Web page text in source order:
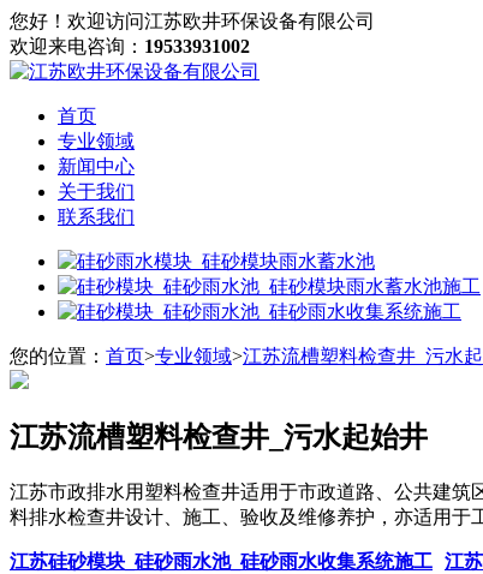
您好！欢迎访问江苏欧井环保设备有限公司
欢迎来电咨询： 19533931002
首页
专业领域
新闻中心
关于我们
联系我们
您的位置： 首页>专业领域>江苏流槽塑料检查井_污水
江苏流槽塑料检查井_污水起始井
江苏市政排水用塑料检查井适用于市政道路、公共建筑
料排水检查井设计、施工、验收及维修养护，亦适用于
江苏硅砂模块_硅砂雨水池_硅砂雨水收集系统施工 江